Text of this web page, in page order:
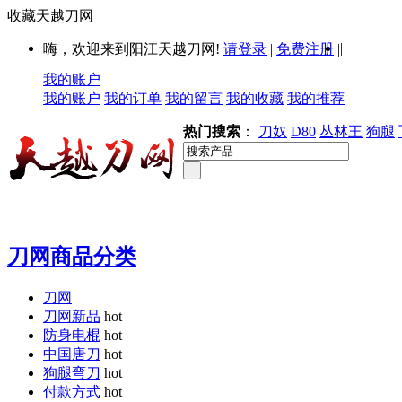
收藏天越刀网
嗨，欢迎来到阳江天越刀网! 请登录 | 免费注册 ||
我的账户
我的账户 我的订单 我的留言 我的收藏 我的推荐
热门搜索 ： 刀奴 D80 丛林王 狗腿
刀网商品分类
刀网
刀网新品 hot
防身电棍 hot
中国唐刀 hot
狗腿弯刀 hot
付款方式 hot